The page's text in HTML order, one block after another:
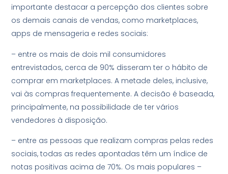
importante destacar a percepção dos clientes sobre
os demais canais de vendas, como marketplaces,
apps de mensageria e redes sociais:
– entre os mais de dois mil consumidores
entrevistados, cerca de 90% disseram ter o hábito de
comprar em marketplaces. A metade deles, inclusive,
vai às compras frequentemente. A decisão é baseada,
principalmente, na possibilidade de ter vários
vendedores à disposição.
– entre as pessoas que realizam compras pelas redes
sociais, todas as redes apontadas têm um índice de
notas positivas acima de 70%. Os mais populares –